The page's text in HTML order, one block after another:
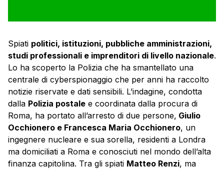
Spiati politici, istituzioni, pubbliche amministrazioni,
studi professionali e imprenditori di livello nazionale.
Lo ha scoperto la Polizia che ha smantellato una
centrale di cyberspionaggio che per anni ha raccolto
notizie riservate e dati sensibili. L’indagine, condotta
dalla Polizia postale e coordinata dalla procura di
Roma, ha portato all’arresto di due persone, Giulio
Occhionero e Francesca Maria Occhionero, un
ingegnere nucleare e sua sorella, residenti a Londra
ma domiciliati a Roma e conosciuti nel mondo dell’alta
finanza capitolina. Tra gli spiati Matteo Renzi, ma